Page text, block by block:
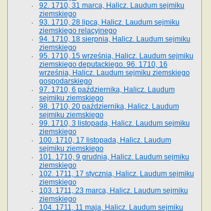
92. 1710, 31 marca, Halicz. Laudum sejmiku
ziemskiego
93. 1710, 28 lipca, Halicz. Laudum sejmiku
ziemskiego relacyjnego
94. 1710, 18 sierpnia, Halicz. Laudum sejmiku
ziemskiego
95. 1710, 15 września, Halicz. Laudum sejmiku
ziemskiego deputackiego. 96. 1710, 16
września, Halicz. Laudum sejmiku ziemskiego
gospodarskiego
97. 1710, 6 października, Halicz. Laudum
sejmiku ziemskiego
98. 1710, 20 października, Halicz. Laudum
sejmiku ziemskiego
99. 1710, 3 listopada, Halicz. Laudum sejmiku
ziemskiego
100. 1710, 17 listopada, Halicz. Laudum
sejmiku ziemskiego
101. 1710, 9 grudnia, Halicz. Laudum sejmiku
ziemskiego
102. 1711, 17 stycznia, Halicz. Laudum sejmiku
ziemskiego
103. 1711, 23 marca, Halicz. Laudum sejmiku
ziemskiego
104. 1711, 11 maja, Halicz. Laudum sejmiku